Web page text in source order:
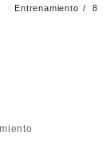
Entrenamiento
8